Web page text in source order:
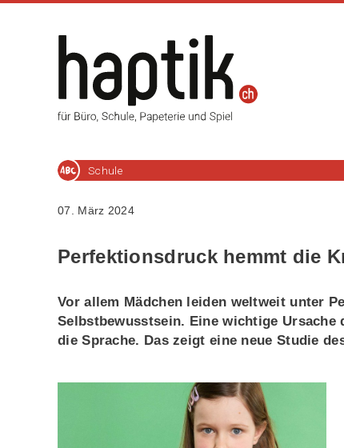
Schule
07. März 2024
Perfektionsdruck hemmt die
Vor allem Mädchen leiden weltweit unter
Selbstbewusstsein. Eine wichtige
die Sprache. Das zeigt eine neue Studie